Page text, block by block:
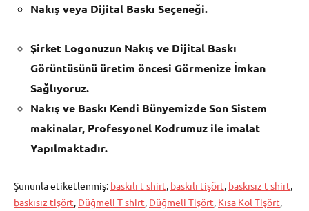
Nakış veya Dijital Baskı Seçeneği.
Şirket Logonuzun Nakış ve Dijital Baskı
Görüntüsünü üretim öncesi Görmenize İmkan
Sağlıyoruz.
Nakış ve Baskı Kendi Bünyemizde Son Sistem
makinalar, Profesyonel Kodrumuz ile imalat
Yapılmaktadır.
Şununla etiketlenmiş: baskılı t shirt baskılı tişört baskısız t shirt
baskısız tişört Düğmeli T-shirt Düğmeli Tişört Kısa Kol Tişört